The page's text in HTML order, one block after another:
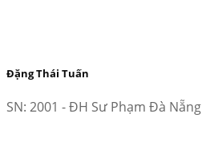
Đặng Thái Tuấn
SN: 2001 - ĐH Sư Phạm Đà Nẵng